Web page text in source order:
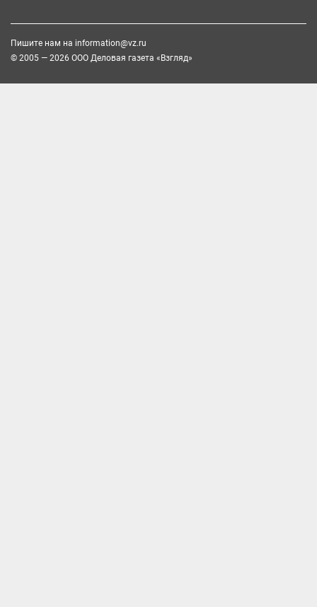
Пишите нам на information@vz.ru
© 2005 — 2026 ООО Деловая газета «Взгляд»